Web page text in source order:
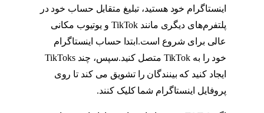
اینستاگرام خود هستید، تبلیغ متقابل حساب خود در
پلتفرم‌های دیگری مانند TikTok و یوتیوب مکانی
عالی برای شروع است.ابتدا حساب اینستاگرام
خود را به TikTok متصل کنید.سپس، چند TikToks
ایجاد کنید که بینندگان را تشویق می کند تا روی
پروفایل اینستاگرام شما کلیک کنند.